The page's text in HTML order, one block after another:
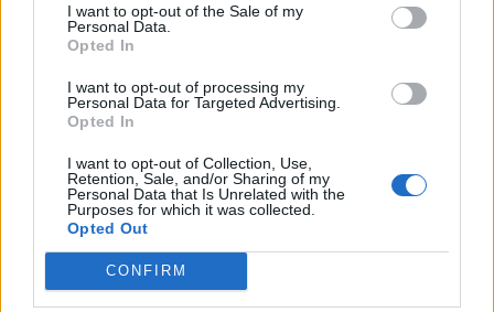
I want to opt-out of the Sale of my
Personal Data.
Opted In
I want to opt-out of processing my
Personal Data for Targeted Advertising.
Opted In
I want to opt-out of Collection, Use,
Retention, Sale, and/or Sharing of my
Personal Data that Is Unrelated with the
Purposes for which it was collected.
Opted Out
CONFIRM
Οι εκδηλώσεις κορυφώθηκαν στην Πλατεία
Αθανάτων με την απόδοση τιμών στους ήρωες της
Μάνης, επιμνημόσυνη δέηση, κατάθεση στεφάνων
τμημάτων και συλλόγων.